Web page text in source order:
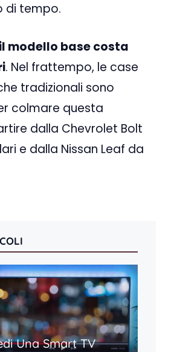
di tempo.
il modello base costa
. Nel frattempo, le case
tradizionali sono
colmare questa
dalla Chevrolet Bolt
e dalla Nissan Leaf da
Una Smart TV